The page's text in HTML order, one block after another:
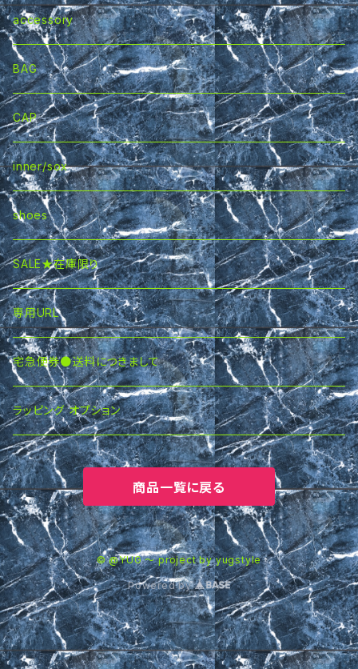
accessory
BAG
CAP
inner/sox
shoes
SALE★在庫限り
専用URL
宅急便券●送料につきまして
ラッピング オプション
商品一覧に戻る
© @YUG ～ project by yugstyle
Powered by